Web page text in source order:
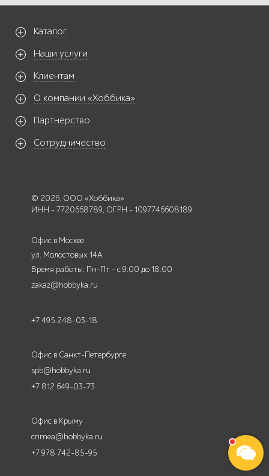
Каталог
Наши услуги
Клиентам
О компании «Хоббика»
Партнерство
Сотрудничество
© 2026. ООО «Хоббика»
ИНН - 7720668789, ОГРН - 1097746608189
Офис в Москве
ул. Молостовых 14А
Время работы: Пн-Пт - с 9:00 до 18:00
zakaz@hobbyka.ru
+7 495 248-03-18
Офис в Санкт-Петербурге
spb@hobbyka.ru
+7 812 649-03-73
Офис в Крыму
crimea@hobbyka.ru
+7 978 742-85-95